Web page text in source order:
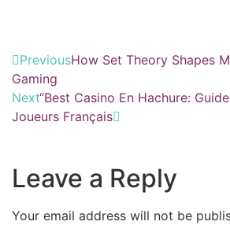
PreviousHow Set Theory Shapes
Gaming
Next“Best Casino En Hachure:
Joueurs Français
Leave a Reply
Your email address will not be